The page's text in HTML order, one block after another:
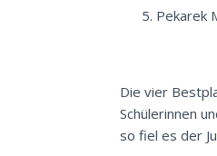
Pekarek
Die vier
Schülerinnen
so fiel es der